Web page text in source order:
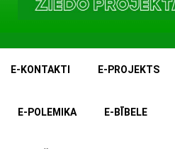
E-KONTAKTI E-PROJEKTS
E-POLEMIKA E-BĪBELE